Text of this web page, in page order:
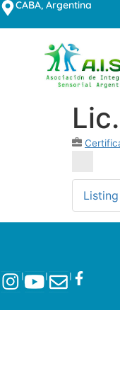
CABA, Argentina
l l l